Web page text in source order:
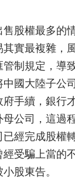
股權最多的
其實最複雜，
制規定，導
國大陸子公
手續，銀行
公司，這過
經完成股權
受騙上當的
股東告。